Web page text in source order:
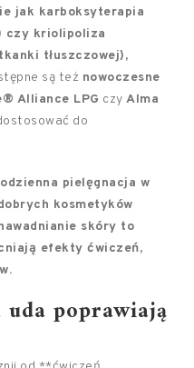
jak karboksyterapia
czy kriolipoliza
tłuszczowej),
są też nowoczesne
Alliance LPG czy Alma
do
pielęgnacja w
kosmetyków
skóry to
efekty ćwiczeń,
poprawiają